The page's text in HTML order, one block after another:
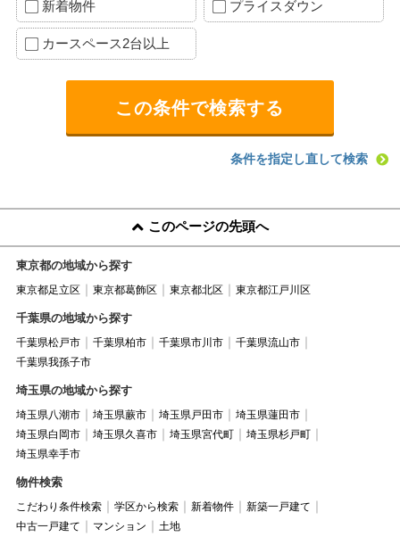
新着物件 プライスダウン
カースペース2台以上
条件を指定し直して検索
このページの先頭へ
東京都の地域から探す
東京都足立区 東京都葛飾区 東京都北区 東京都江戸川区
千葉県の地域から探す
千葉県松戸市 千葉県柏市 千葉県市川市
千葉県流山市
千葉県我孫子市
埼玉県の地域から探す
埼玉県八潮市 埼玉県蕨市 埼玉県戸田市
埼玉県蓮田市
埼玉県白岡市
埼玉県久喜市 埼玉県宮代町
埼玉県杉戸町
埼玉県幸手市
物件検索
こだわり条件検索 学区から検索 新着物件
新築一戸建て
中古一戸建て
マンション 土地